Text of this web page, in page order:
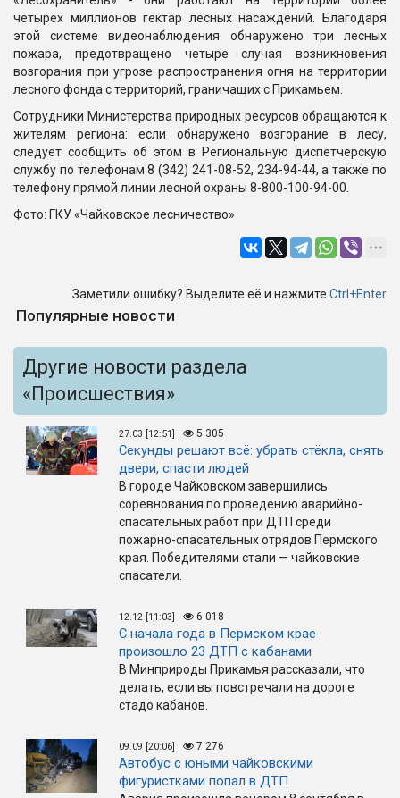
четырёх миллионов гектар лесных насаждений. Благодаря
этой системе видеонаблюдения обнаружено три лесных
пожара, предотвращено четыре случая возникновения
возгорания при угрозе распространения огня на территории
лесного фонда с территорий, граничащих с Прикамьем.
Сотрудники Министерства природных ресурсов обращаются к
жителям региона: если обнаружено возгорание в лесу,
следует сообщить об этом в Региональную диспетчерскую
службу по телефонам 8 (342) 241-08-52, 234-94-44, а также по
телефону прямой линии лесной охраны 8-800-100-94-00.
Фото: ГКУ «Чайковское лесничество»
Заметили ошибку? Выделите её и нажмите Ctrl+Enter
Популярные новости
Другие новости раздела
«Происшествия»
27.03 [12:51] 5 305
Секунды решают всё: убрать стёкла, снять
двери, спасти людей
В городе Чайковском завершились
соревнования по проведению аварийно-
спасательных работ при ДТП среди
пожарно-спасательных отрядов Пермского
края. Победителями стали — чайковские
спасатели.
12.12 [11:03] 6 018
С начала года в Пермском крае
произошло 23 ДТП с кабанами
В Минприроды Прикамья рассказали, что
делать, если вы повстречали на дороге
стадо кабанов.
09.09 [20:06] 7 276
Автобус с юными чайковскими
фигуристками попал в ДТП